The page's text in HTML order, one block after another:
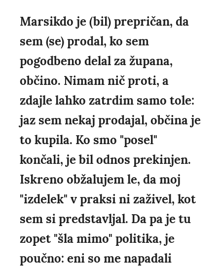
Marsikdo je (bil) prepričan, da
sem (se) prodal, ko sem
pogodbeno delal za župana,
občino. Nimam nič proti, a
zdajle lahko zatrdim samo tole:
jaz sem nekaj prodajal, občina je
to kupila. Ko smo "posel"
končali, je bil odnos prekinjen.
Iskreno obžalujem le, da moj
"izdelek" v praksi ni zaživel, kot
sem si predstavljal. Da pa je tu
zopet "šla mimo" politika, je
poučno: eni so me napadali